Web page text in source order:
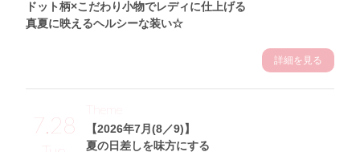
ドット柄×こだわり小物でレディに仕上げる
真夏に映えるヘルシーな装い☆
詳細を見る
7.28
【2026年7月(8／9)】
夏の日差しを味方にする
Theme